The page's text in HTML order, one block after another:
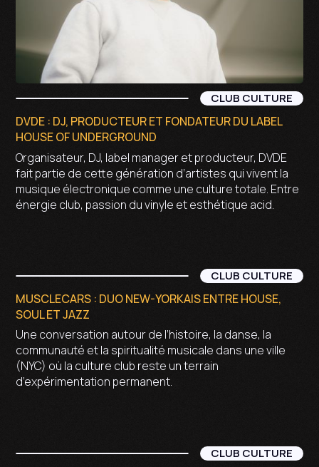
CLUB CULTURE
DVDE : DJ, PRODUCTEUR ET FONDATEUR DU LABEL
HOUSE OF UNDERGROUND
Organisateur, DJ, label manager et producteur, DVDE
fait partie de cette génération d’artistes qui vivent la
musique électronique comme une culture totale. Entre
énergie club, passion du vinyle et esthétique acid.
CLUB CULTURE
MUSCLECARS : DUO NEW-YORKAIS ENTRE HOUSE,
SOUL ET JAZZ
Une conversation autour de l’histoire, la danse, la
communauté et la spiritualité musicale dans une ville
(NYC) où la culture club reste un terrain
d’expérimentation permanent.
CLUB CULTURE